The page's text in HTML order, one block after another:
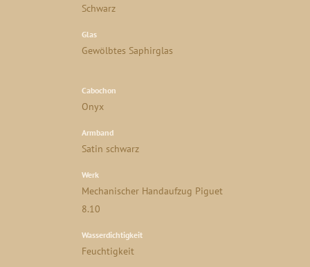
Schwarz
Glas
Gewölbtes Saphirglas
Cabochon
Onyx
Armband
Satin schwarz
Werk
Mechanischer Handaufzug Piguet
8.10
Wasserdichtigkeit
Feuchtigkeit